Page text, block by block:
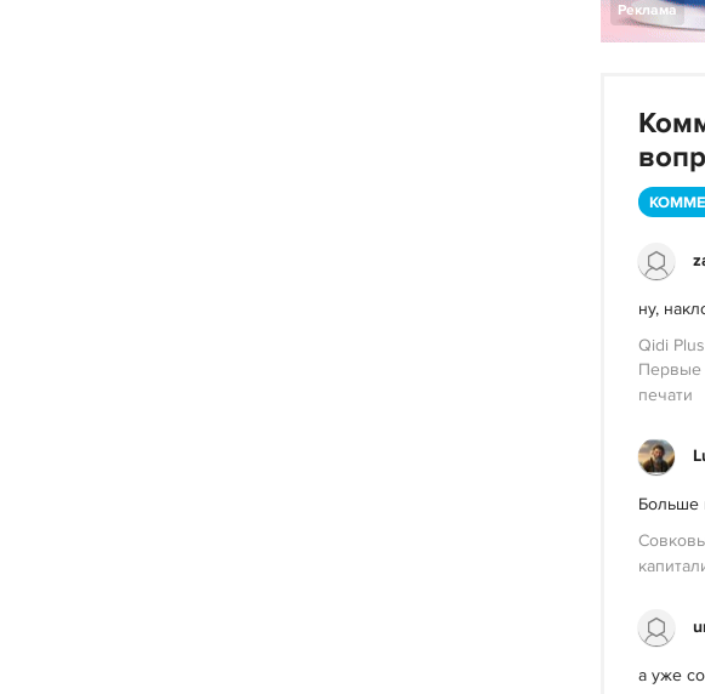
Реклама
ну,
Qidi
Первые
печати
Больше
а уже